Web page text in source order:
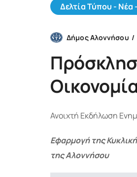
Δελτία Τύπου - Νέα
Δήμος Αλοννήσου
Ανοιχτή Εκδήλωση
Εφαρμογή της
της Αλοννήσου